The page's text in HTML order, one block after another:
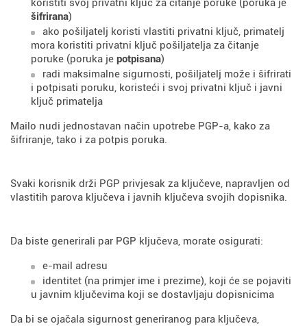
koristiti svoj privatni ključ za čitanje poruke (poruka je
šifrirana)
ako pošiljatelj koristi vlastiti privatni ključ, primatelj
mora koristiti privatni ključ pošiljatelja za čitanje
poruke (poruka je potpisana)
radi maksimalne sigurnosti, pošiljatelj može i šifrirati
i potpisati poruku, koristeći i svoj privatni ključ i javni
ključ primatelja
Mailo nudi jednostavan način upotrebe PGP-a, kako za
šifriranje, tako i za potpis poruka.
Svaki korisnik drži PGP privjesak za ključeve, napravljen od
vlastitih parova ključeva i javnih ključeva svojih dopisnika.
Da biste generirali par PGP ključeva, morate osigurati:
e-mail adresu
identitet (na primjer ime i prezime), koji će se pojaviti
u javnim ključevima koji se dostavljaju dopisnicima
Da bi se ojačala sigurnost generiranog para ključeva,